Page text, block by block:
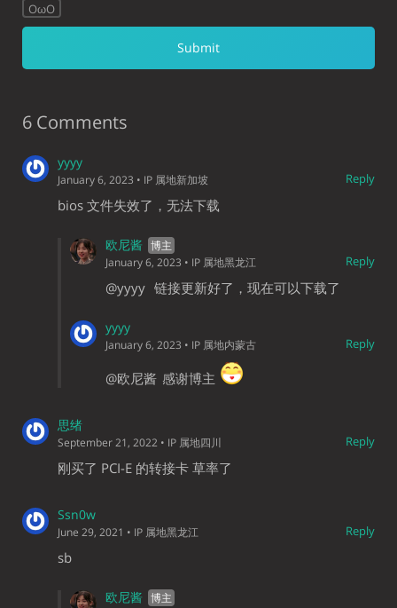
OωO
6 Comments
yyyy
Reply
January 6, 2023 • IP 属地新加坡
bios 文件失效了，无法下载
欧尼酱
Reply
January 6, 2023 • IP 属地黑龙江
@yyyy 链接更新好了，现在可以下载了
yyyy
Reply
January 6, 2023 • IP 属地内蒙古
@欧尼酱 感谢博主
思绪
Reply
September 21, 2022 • IP 属地四川
刚买了 PCI-E 的转接卡 草率了
Ssn0w
Reply
June 29, 2021 • IP 属地黑龙江
sb
欧尼酱